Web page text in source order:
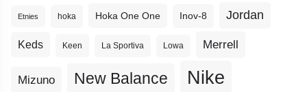
Etnies hoka Hoka One One Inov-8 Jordan
Keds Keen La Sportiva Lowa Merrell
Mizuno New Balance Nike